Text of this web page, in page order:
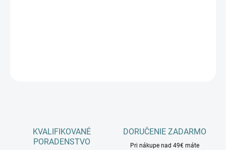
KVALIFIKOVANÉ
PORADENSTVO
DORUČENIE ZADARMO
Pri nákupe nad 49€ máte